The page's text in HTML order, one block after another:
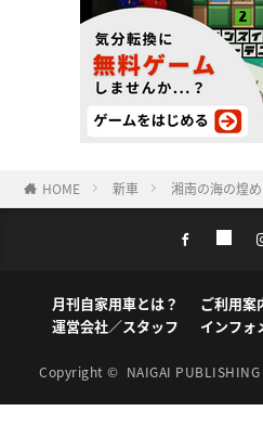
HOME 新車 湘南の海の煌
月刊自家用車とは？ ご利用案
運営会社／スタッフ
インフォ
Copyright © NAIGAI PUBLISHING